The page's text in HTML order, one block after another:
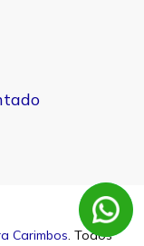
Carimbos. Todos